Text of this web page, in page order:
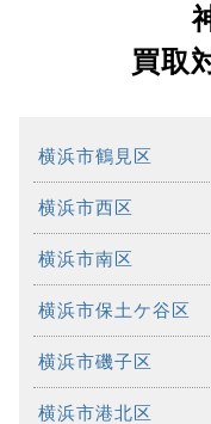
買取
横浜市鶴見区
横浜市西区
横浜市南区
横浜市保土ケ谷区
横浜市磯子区
横浜市港北区